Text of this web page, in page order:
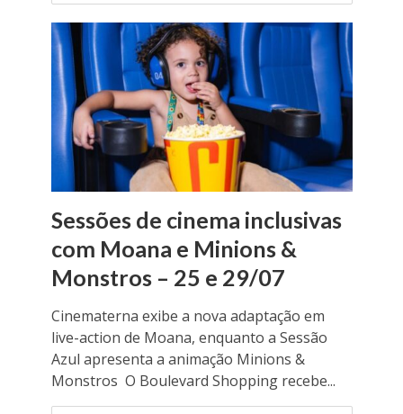
Sessões de cinema inclusivas
com Moana e Minions &
Monstros – 25 e 29/07
Cinematerna exibe a nova adaptação em
live-action de Moana, enquanto a Sessão
Azul apresenta a animação Minions &
Monstros O Boulevard Shopping recebe...